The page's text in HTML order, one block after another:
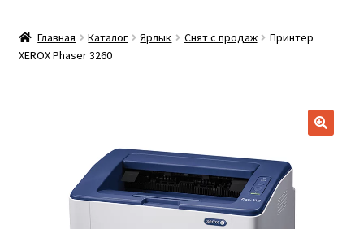
… Главная Каталог Ярлык Снят с продаж
Принтер
XEROX Phaser 3260